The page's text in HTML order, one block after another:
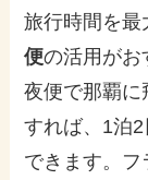
旅行時間を
便の活用がお
夜便で那覇に
すれば、1泊
できます。フ